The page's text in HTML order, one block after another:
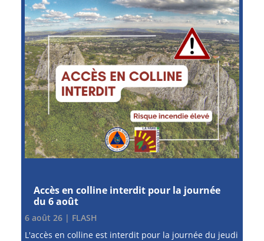
Accès en colline interdit pour la journée
du 6 août
6 août 26| FLASH
L'accès en colline est interdit pour la journée du jeudi